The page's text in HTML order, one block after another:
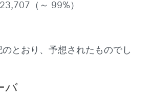
（～ 99%）
とおり、予想されたものでし
バ